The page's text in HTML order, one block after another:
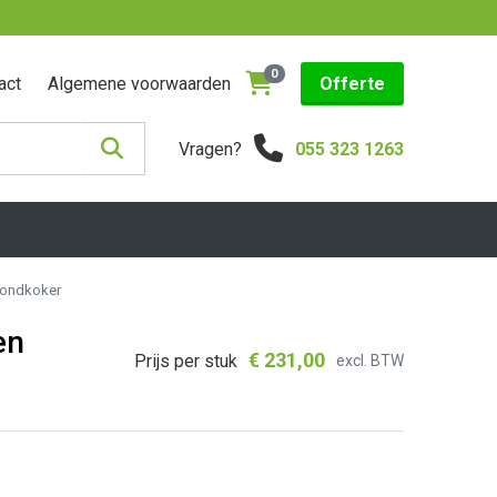
Algemene voorwaarden 0 Offerte
Vragen? 055 323 1263
Prijs per stuk € 231,00 excl. BTW